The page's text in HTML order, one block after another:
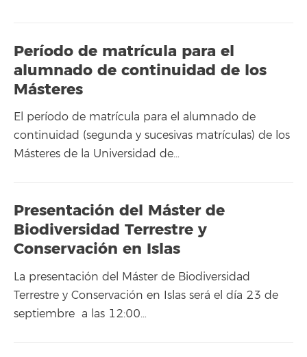
Período de matrícula para el
alumnado de continuidad de los
Másteres
El período de matrícula para el alumnado de
continuidad (segunda y sucesivas matrículas) de los
Másteres de la Universidad de…
Presentación del Máster de
Biodiversidad Terrestre y
Conservación en Islas
La presentación del Máster de Biodiversidad
Terrestre y Conservación en Islas será el día 23 de
septiembre a las 12:00…